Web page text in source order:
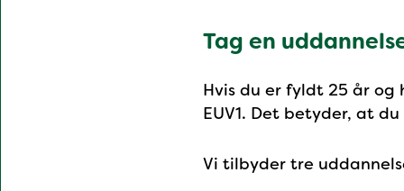
Tag en
Hvis du er fyldt 25 år
EUV1. Det betyder, at
Vi tilbyder tre